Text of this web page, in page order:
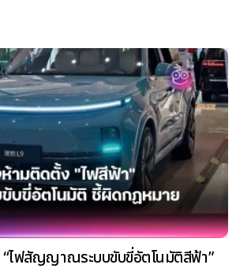
“ไฟสัญญาณระบบขับขี่อัตโนมัติสีฟ้า”